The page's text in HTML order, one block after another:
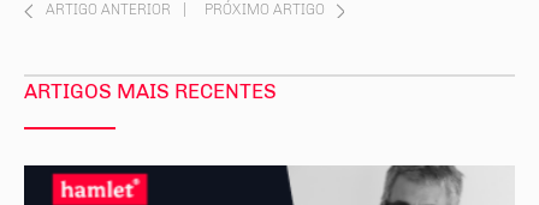
ARTIGO ANTERIOR PRÓXIMO ARTIGO
ARTIGOS MAIS RECENTES